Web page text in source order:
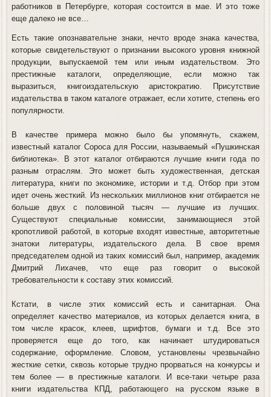
работников в Петербурге, которая состоится в мае. И это тоже
еще далеко не все…
Есть такие опознавательне знаки, нечто вроде знака качества,
которые свидетельствуют о признании высокого уровня книжной
продукции, выпускаемой тем или иным издательством. Это
престижные каталоги, определяющие, если можно так
выразиться, книгоиздательскую аристократию. Присутствие
издательства в таком каталоге отражает, если хотите, степень его
популярности.
В качестве примера можно было бы упомянуть, скажем,
известный каталог Сороса для России, называемый «Пушкинская
библиотека». В этот каталог отбираются лучшие книги года по
разным отраслям. Это может быть художественная, детская
литература, книги по экономике, истории и т.д. Отбор при этом
идет очень жесткий. Из нескольких миллионов книг отбирается не
больше двух с половиной тысяч — лучшие из лучших.
Существуют специальные комиссии, занимающиеся этой
кропотливой работой, в которые входят известные, авторитетные
знатоки литературы, издательского дела. В свое время
председателем одной из таких комиссий был, например, академик
Дмитрий Лихачев, что еще раз говорит о высокой
требовательности к составу этих комиссий.
Кстати, в числе этих комиссий есть и санитарная. Она
определяет качество материалов, из которых делается книга, в
том числе красок, клеев, шрифтов, бумаги и т.д. Все это
проверяется еще до того, как начинает штудироваться
содержание, оформление. Словом, установлены чрезвычайно
жесткие сетки, сквозь которые трудно прорваться на конкурсы и
тем более — в престижные каталоги. И все-таки четыре раза
книги издательства КПД, работающего на русском языке в